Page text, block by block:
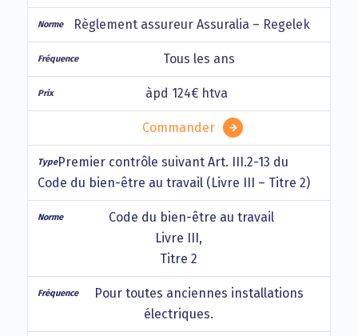
Règlement assureur Assuralia – Regelek
Tous les ans
àpd 124€ htva
Commander
Premier contrôle suivant Art. III.2-13 du
Code du bien-être au travail (Livre III – Titre 2)
Code du bien-être au travail
Livre III,
Titre 2
Pour toutes anciennes installations
électriques.